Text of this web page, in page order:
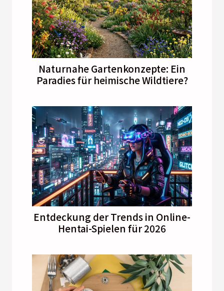
Naturnahe Gartenkonzepte: Ein
Paradies für heimische Wildtiere?
Entdeckung der Trends in Online-
Hentai-Spielen für 2026